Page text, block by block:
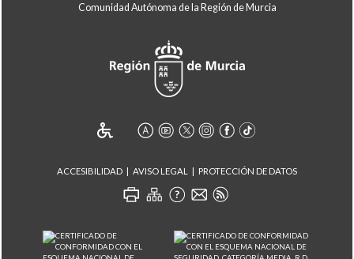
Comunidad Autónoma de la Región de Murcia
ACCESIBILIDAD AVISO LEGAL PROTECCIÓN DE DATOS